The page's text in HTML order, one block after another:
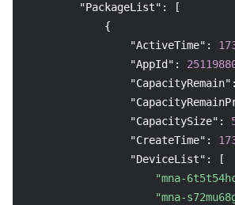
"PackageList" :
[
{
"ActiveTime" :
"AppId" :
"CapacityRemain" :
"CapacitySize" :
"CreateTime" :
"DeviceList" :
[
"mna-
"mna-